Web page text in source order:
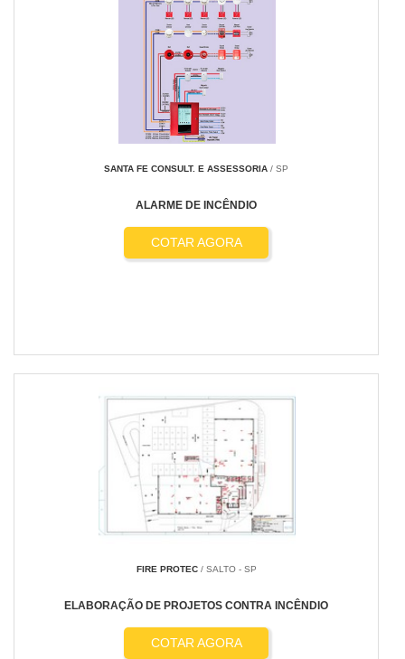
SANTA FE CONSULT. E ASSESSORIA / SP
ALARME DE INCÊNDIO
COTAR AGORA
FIRE PROTEC/ SALTO - SP
ELABORAÇÃO DE PROJETOS CONTRA INCÊNDIO
COTAR AGORA